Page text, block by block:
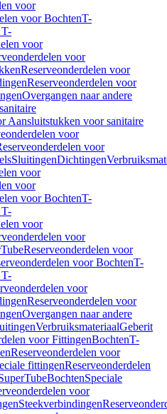
voor
voor BochtenT-
voor
voor
Reserveonderdelen voor
Reserveonderdelen voor
Overgangen naar andere
Aansluitstukken voor sanitaire
voor
voor
SluitingenDichtingen
voor
voor
voor BochtenT-
voor
voor
Reserveonderdelen voor
voor BochtenT-
voor
Reserveonderdelen voor
Overgangen naar andere
VerbruiksmateriaalGeberit
voor FittingenBochtenT-
Reserveonderdelen voor
fittingenReserveonderdelen
BochtenSpeciale
voor
Steekverbindingen